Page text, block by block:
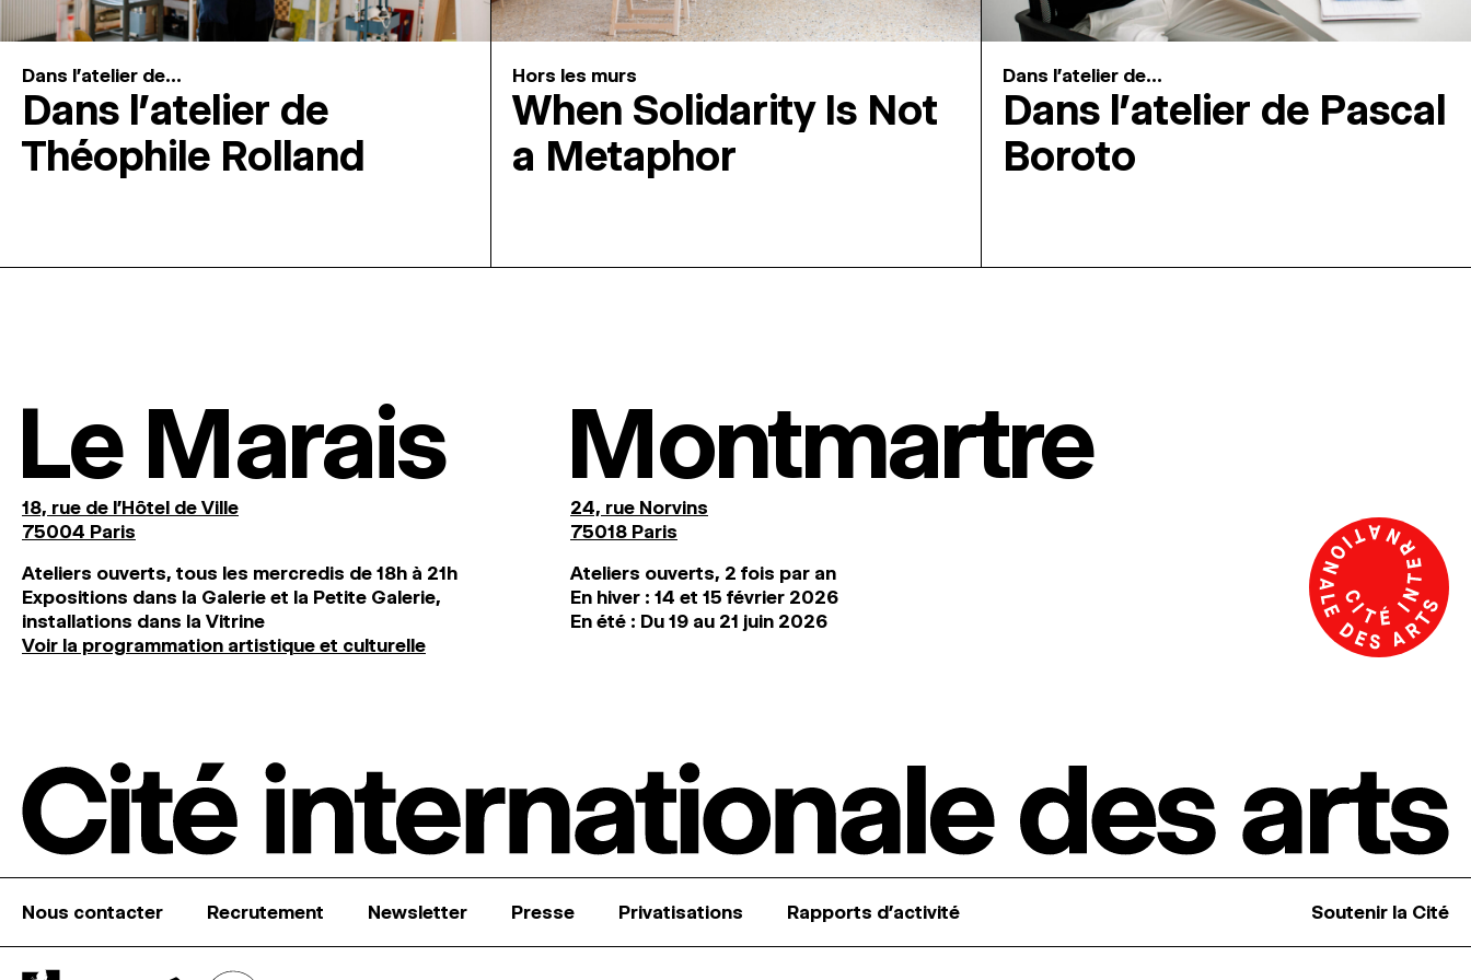
Dans l'atelier de...
Dans l’atelier de
Théophile Rolland
Hors les murs
When Solidarity Is Not
a Metaphor
Dans l'atelier de...
Dans l’atelier de Pascal
Boroto
Le Marais
18, rue de l'Hôtel de Ville
75004 Paris
Ateliers ouverts, tous les mercredis de 18h à 21h
Expositions dans la Galerie et la Petite Galerie,
installations dans la Vitrine
Voir la programmation artistique et culturelle
Montmartre
24, rue Norvins
75018 Paris
Ateliers ouverts, 2 fois par an
En hiver : 14 et 15 février 2026
En été : Du 19 au 21 juin 2026
Nous contacter Recrutement Newsletter Presse Privatisations Rapports d’activité Soutenir la Cité